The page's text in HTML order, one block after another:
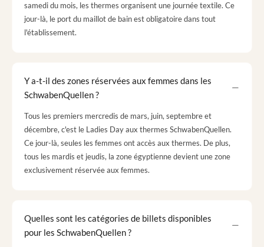
samedi du mois, les thermes organisent une journée textile. Ce
jour-là, le port du maillot de bain est obligatoire dans tout
l'établissement.
Y a-t-il des zones réservées aux femmes dans les
SchwabenQuellen ?
Tous les premiers mercredis de mars, juin, septembre et
décembre, c'est le Ladies Day aux thermes SchwabenQuellen.
Ce jour-là, seules les femmes ont accès aux thermes. De plus,
tous les mardis et jeudis, la zone égyptienne devient une zone
exclusivement réservée aux femmes.
Quelles sont les catégories de billets disponibles
pour les SchwabenQuellen ?